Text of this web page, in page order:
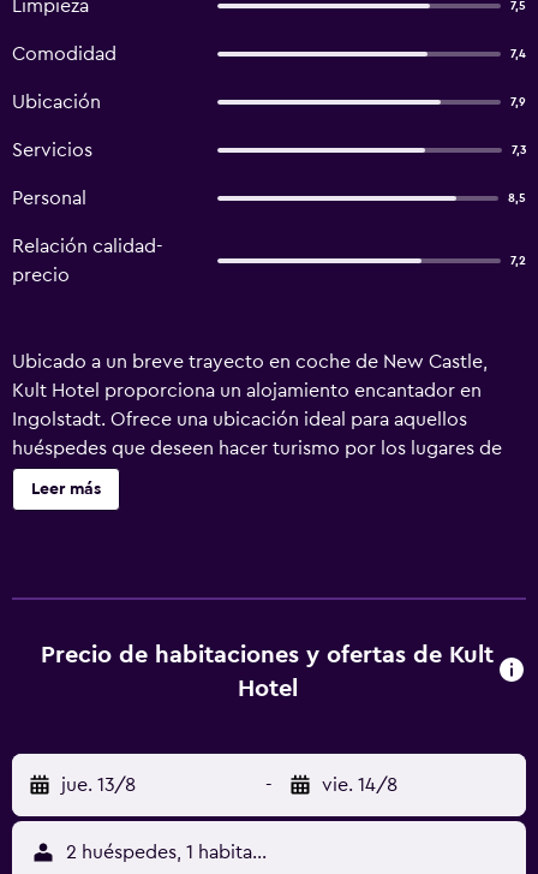
Limpieza 7,5
Comodidad 7,4
Ubicación 7,9
Servicios 7,3
Personal 8,5
Relación calidad-
precio
7,2
Ubicado a un breve trayecto en coche de New Castle,
Kult Hotel proporciona un alojamiento encantador en
Ingolstadt. Ofrece una ubicación ideal para aquellos
huéspedes que deseen hacer turismo por los lugares de
interés turístico más populares de la zona. El hotel pone a
su disposición un servicio de guardaequipajes, alquiler de
para asegurarte una estancia cómoda. Los huéspedes del
hotel pueden probar la comida japonesa y asiática que se
comer o cenar. Todos los días, se ofrecen varias opciones
de desayuno. Desde Kult Hotel se puede acceder
fácilmente a Audi Museum.
Leer más
Precio de habitaciones y ofertas de Kult
Hotel
jue. 13/8 - vie. 14/8
2 huéspedes, 1 habitación